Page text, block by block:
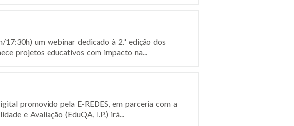
um webinar dedicado à 2.ª edição dos
projetos educativos com impacto na...
promovido pela E-REDES, em parceria com a
e Avaliação (EduQA, I.P.) irá...